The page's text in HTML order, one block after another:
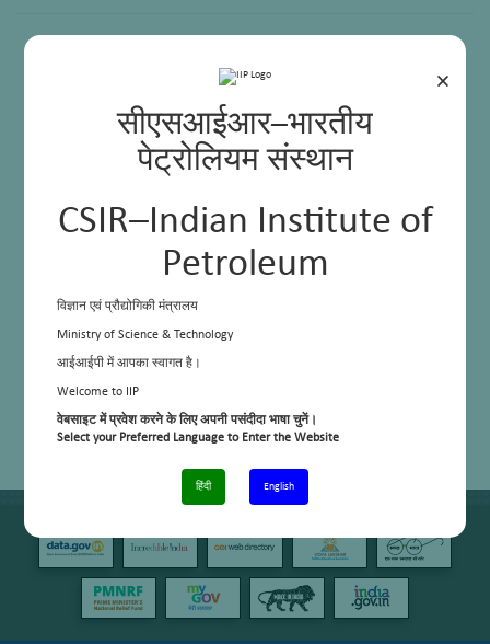
×
सीएसआईआर–भारतीय
पेट्रोलियम संस्थान
CSIR–Indian Institute of
Petroleum
विज्ञान एवं प्रौद्योगिकी मंत्रालय
Ministry of Science & Technology
आईआईपी में आपका स्वागत है।
Welcome to IIP
वेबसाइट में प्रवेश करने के लिए अपनी पसंदीदा भाषा चुनें।
Select your Preferred Language to Enter the Website
हिंदी English